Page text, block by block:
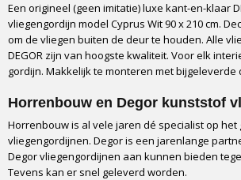
Een origineel (geen imitatie) luxe kant-en-klaar
vliegengordijn model Cyprus Wit 90 x 210 cm.
om de vliegen buiten de deur te houden. Alle
DEGOR zijn van hoogste kwaliteit. Voor elk
gordijn. Makkelijk te monteren met bijgeleverde
Horrenbouw en Degor kunststof
Horrenbouw is al vele jaren dé specialist op
vliegengordijnen. Degor is een jarenlange
Degor vliegengordijnen aan kunnen bieden
Tevens kan er snel geleverd worden.